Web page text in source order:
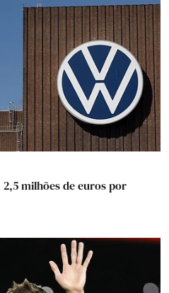
milhões de euros por